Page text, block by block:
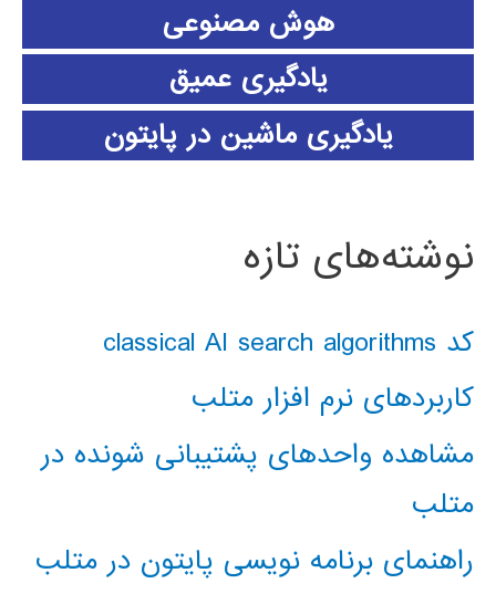
هوش مصنوعی
یادگیری عمیق
یادگیری ماشین در پایتون
نوشته‌های تازه
کد classical AI search algorithms
کاربردهای نرم افزار متلب
مشاهده واحدهای پشتیبانی شونده در
متلب
راهنمای برنامه نویسی پایتون در متلب